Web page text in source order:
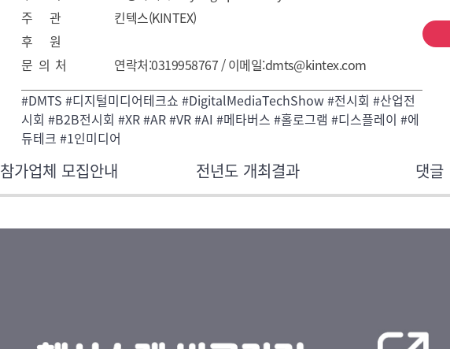
캡처 기술
[홀로그램 & 미디어 파사드] 안경 없이 입체감을 느끼는
디스플레이 기술 및 대형 프로젝션 맵핑
[메타버스 플랫폼] 가상 공간에서의 소셜 네트워킹과
비즈니스 솔루션
(Codec)
[개인화 추천 시스템] 빅데이터와 AI를 활용한 타겟팅
장치)
주 관
킨텍스(KINTEX)
후 원
문 의 처
연락처:0319958767 / 이메일:dmts@kintex.com
#DMTS #디지털미디어테크쇼 #DigitalMediaTechShow #전시회 #산업전
시회 #B2B전시회 #XR #AR #VR #AI #메타버스 #홀로그램 #디스플레이 #에
듀테크 #1인미디어
참가업체 모집안내 전년도 개최결과 댓글